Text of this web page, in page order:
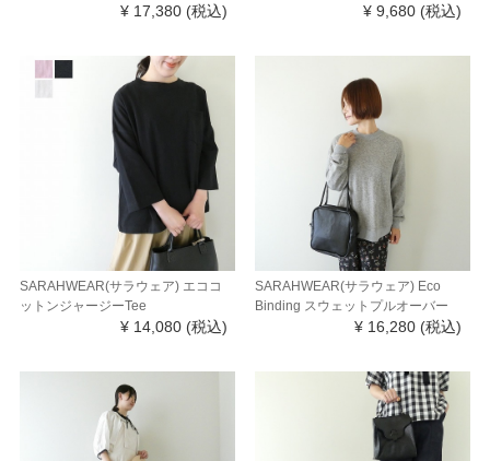
¥ 17,380 (税込) ¥ 9,680 (税込)
SARAHWEAR(サラウェア) エココ
ットンジャージーTee
¥ 14,080 (税込)
SARAHWEAR(サラウェア) Eco
Binding スウェットプルオーバー
¥ 16,280 (税込)